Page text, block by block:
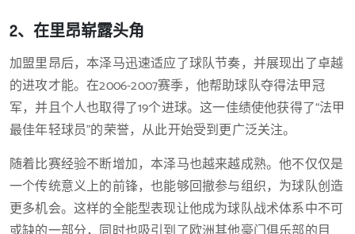
2、在里昂崭露头角
加盟里昂后，本泽马迅速适应了球队节奏，并展现出了卓越
的进攻才能。在2006-2007赛季，他帮助球队夺得法甲冠
军，并且个人也取得了19个进球。这一佳绩使他获得了“法甲
最佳年轻球员”的荣誉，从此开始受到更广泛关注。
随着比赛经验不断增加，本泽马也越来越成熟。他不仅仅是
一个传统意义上的前锋，也能够回撤参与组织，为球队创造
更多机会。这样的全能型表现让他成为球队战术体系中不可